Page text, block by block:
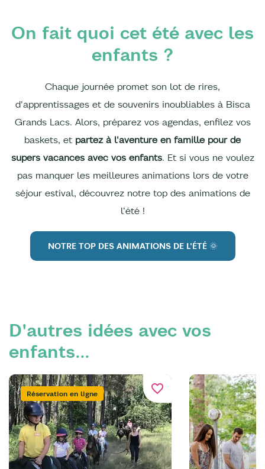
On fait quoi cet été avec les
enfants ?
Chaque journée promet son lot de rires,
d'apprentissages et de souvenirs inoubliables à Bisca
Grands Lacs. Alors, préparez vos agendas, enfilez vos
baskets, et partez à l'aventure en famille pour de
supers vacances avec vos enfants. Et si vous ne voulez
pas manquer les meilleures animations lors de votre
séjour estival, découvrez notre top des animations de
l‘été !
NOTRE TOP DES ANIMATIONS DE L'ÉTÉ 🌞
D'autres idées avec vos
enfants...
favorite_border
Réservation en ligne